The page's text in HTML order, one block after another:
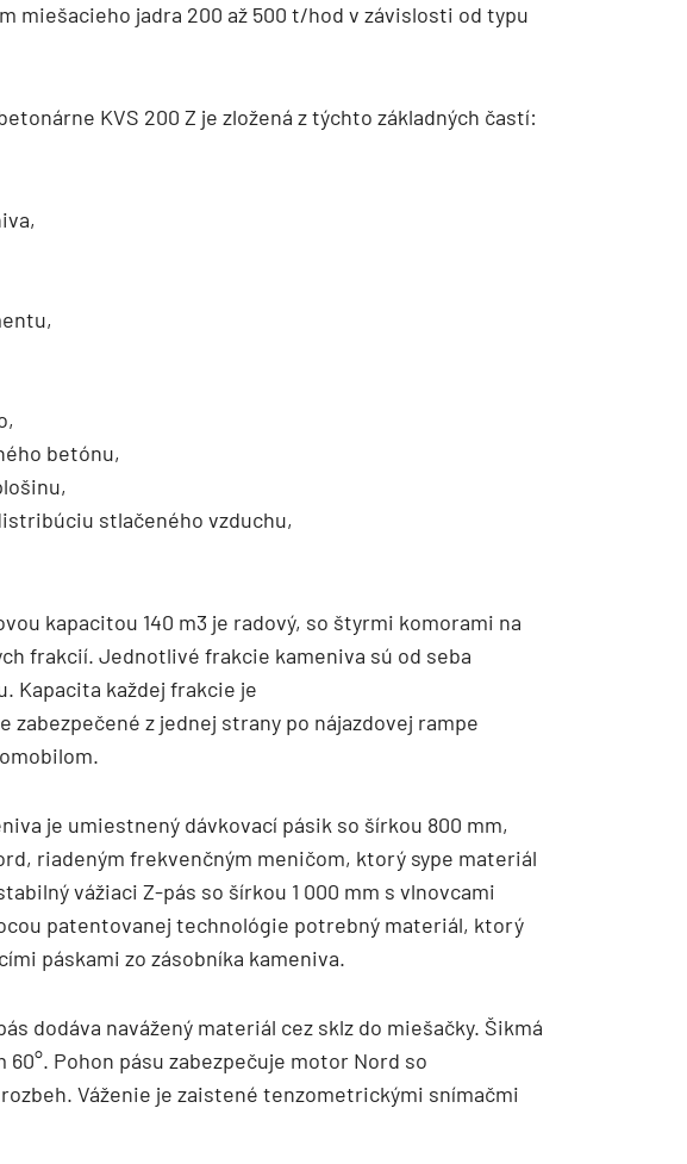
miešacieho jadra 200 až 500 t/hod v závislosti od typu
KVS 200 Z je zložená z týchto základných častí:
betónu,
stlačeného vzduchu,
kapacitou 140 m3 je radový, so štyrmi komorami na
frakcií. Jednotlivé frakcie kameniva sú od seba
Kapacita každej frakcie je
zabezpečené z jednej strany po nájazdovej rampe
je umiestnený dávkovací pásik so šírkou 800 mm,
riadeným frekvenčným meničom, ktorý sype materiál
vážiaci Z-pás so šírkou 1 000 mm s vlnovcami
patentovanej technológie potrebný materiál, ktorý
páskami zo zásobníka kameniva.
dodáva navážený materiál cez sklz do miešačky. Šikmá
Pohon pásu zabezpečuje motor Nord so
Váženie je zaistené tenzometrickými snímačmi